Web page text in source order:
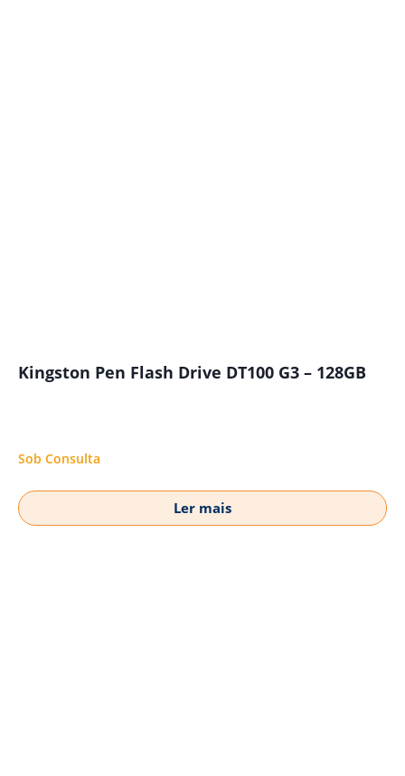
Kingston Pen Flash Drive DT100 G3 – 128GB
Sob Consulta
Ler mais